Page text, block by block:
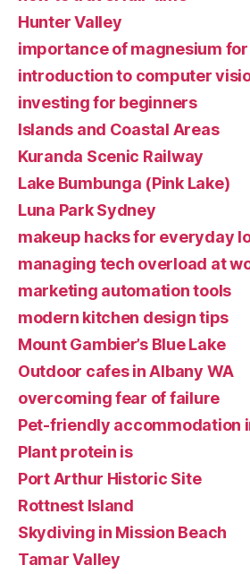
Hunter Valley
importance of magnesium
introduction to computer
investing for beginners
Islands and Coastal Areas
Kuranda Scenic Railway
Lake Bumbunga (Pink Lake)
Luna Park Sydney
makeup hacks for everyday
managing tech overload at
marketing automation tools
modern kitchen design tips
Mount Gambier’s Blue Lake
Outdoor cafes in Albany WA
overcoming fear of failure
Pet-friendly accommodation
Plant protein is
Port Arthur Historic Site
Rottnest Island
Skydiving in Mission Beach
Tamar Valley